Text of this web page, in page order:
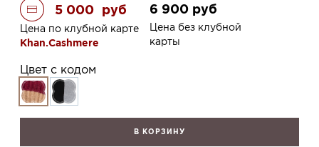
5 000 руб
Цена по клубной карте
Khan.Cashmere
6 900 руб
Цена без клубной
карты
Цвет с кодом
В КОРЗИНУ